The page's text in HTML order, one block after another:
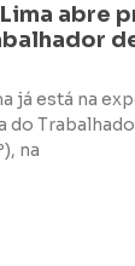
abre
já está na
do
na